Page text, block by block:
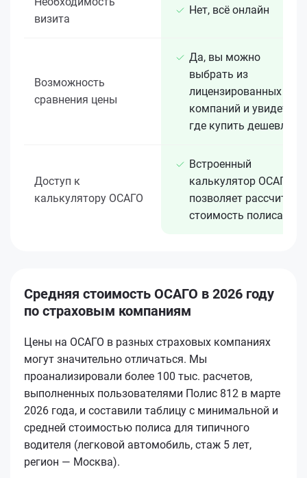
визита
Нет, всё онлайн
Возможность
сравнения цены
Да, вы можно
выбрать из
лицензированных 15+
компаний и увидеть,
где купить дешевле
Доступ к
калькулятору ОСАГО
Встроенный
калькулятор ОСАГО
позволяет рассчитать
стоимость полиса
Средняя стоимость ОСАГО в 2026 году
по страховым компаниям
Цены на ОСАГО в разных страховых компаниях
могут значительно отличаться. Мы
проанализировали более 100 тыс. расчетов,
выполненных пользователями Полис 812 в марте
2026 года, и составили таблицу с минимальной и
средней стоимостью полиса для типичного
водителя (легковой автомобиль, стаж 5 лет,
регион — Москва).